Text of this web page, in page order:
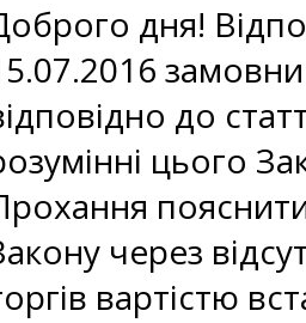
дня!
до
цього
через
вартістю